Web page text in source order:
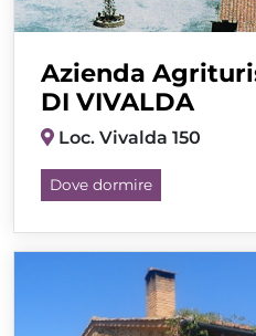
Azienda
DI VIVALDA
Loc. Vivalda 150
Dove dormire